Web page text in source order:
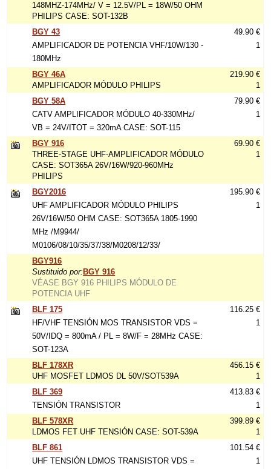
148MHZ-174MHz/ V = 12.5V/PL = 18W/50 OHM
PHILIPS CASE: SOT-132B
BGY 43
AMPLIFICADOR DE POTENCIA VHF/10W/130 -
180MHz
49.90 €
1
BGY 46A
AMPLIFICADOR MÓDULO PHILIPS
219.90 €
1
BGY 58A
CATV AMPLIFICADOR MÓDULO 40-330MHz/
VB = 24V/ITOT = 320mA CASE: SOT-115
79.90 €
1
BGY 916
THREE-STAGE UHF-AMPLIFICADOR MÓDULO
CASE: SOT365A 26V/16W/920-960MHz
PHILIPS
69.90 €
1
BGY2016
UHF AMPLIFICADOR MÓDULO PHILIPS
26V/16W/50 OHM CASE: SOT365A 1805-1990
MHz /M9944/
M0106/08/10/35/37/38/M0208/12/33/
195.90 €
1
BGY916
Sustituido por: BGY 916
VÉASE BGY 916 PHILIPS MÓDULO DE
POTENCIA UHF
BLF 175
HF/VHF TENSIÓN MOS TRANSISTOR VDS =
50V/IDQ = 800mA / PL = 8W/F = 28MHz CASE:
SOT-123A
116.25 €
1
BLF 178XR
UHF MOSFET LDMOS DL 50V/SOT539A
456.15 €
1
BLF 369
TENSIÓN TRANSISTOR
413.83 €
1
BLF 578XR
LDMOS FET UHF TENSIÓN CASE: SOT-539A
399.89 €
1
BLF 861
UHF TENSIÓN LDMOS TRANSISTOR VDS =
101.54 €
1